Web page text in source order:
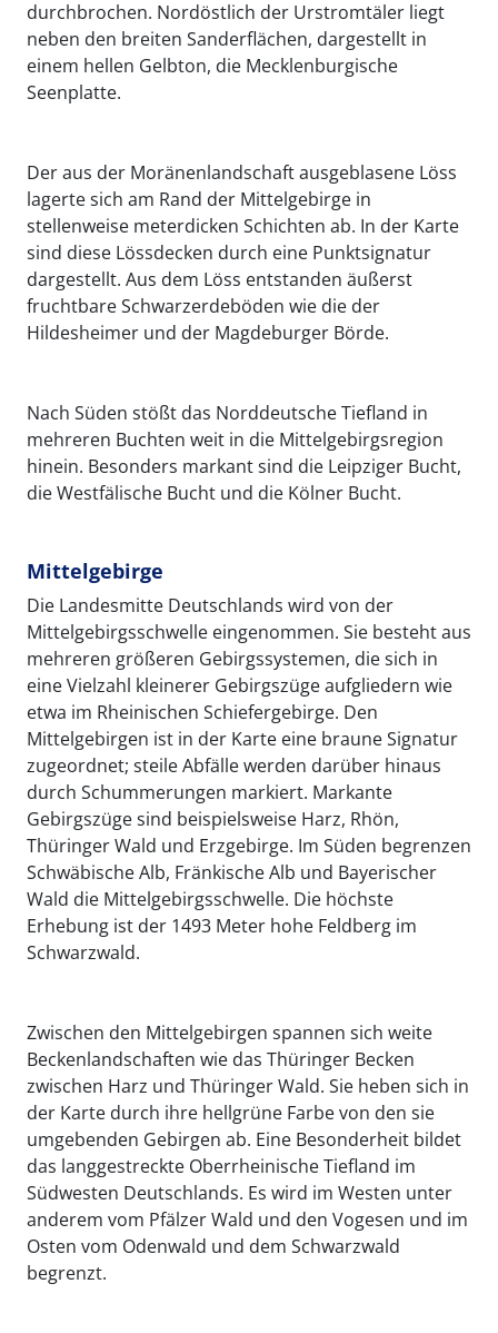
durchbrochen. Nordöstlich der Urstromtäler liegt
neben den breiten Sanderflächen, dargestellt in
einem hellen Gelbton, die Mecklenburgische
Seenplatte.
Der aus der Moränenlandschaft ausgeblasene Löss
lagerte sich am Rand der Mittelgebirge in
stellenweise meterdicken Schichten ab. In der Karte
sind diese Lössdecken durch eine Punktsignatur
dargestellt. Aus dem Löss entstanden äußerst
fruchtbare Schwarzerdeböden wie die der
Hildesheimer und der Magdeburger Börde.
Nach Süden stößt das Norddeutsche Tiefland in
mehreren Buchten weit in die Mittelgebirgsregion
hinein. Besonders markant sind die Leipziger Bucht,
die Westfälische Bucht und die Kölner Bucht.
Mittelgebirge
Die Landesmitte Deutschlands wird von der
Mittelgebirgsschwelle eingenommen. Sie besteht aus
mehreren größeren Gebirgssystemen, die sich in
eine Vielzahl kleinerer Gebirgszüge aufgliedern wie
etwa im Rheinischen Schiefergebirge. Den
Mittelgebirgen ist in der Karte eine braune Signatur
zugeordnet; steile Abfälle werden darüber hinaus
durch Schummerungen markiert. Markante
Gebirgszüge sind beispielsweise Harz, Rhön,
Thüringer Wald und Erzgebirge. Im Süden begrenzen
Schwäbische Alb, Fränkische Alb und Bayerischer
Wald die Mittelgebirgsschwelle. Die höchste
Erhebung ist der 1493 Meter hohe Feldberg im
Schwarzwald.
Zwischen den Mittelgebirgen spannen sich weite
Beckenlandschaften wie das Thüringer Becken
zwischen Harz und Thüringer Wald. Sie heben sich in
der Karte durch ihre hellgrüne Farbe von den sie
umgebenden Gebirgen ab. Eine Besonderheit bildet
das langgestreckte Oberrheinische Tiefland im
Südwesten Deutschlands. Es wird im Westen unter
anderem vom Pfälzer Wald und den Vogesen und im
Osten vom Odenwald und dem Schwarzwald
begrenzt.